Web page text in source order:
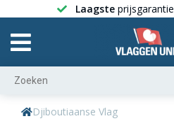
Laagste prijsgarantie
Djiboutiaanse Vlag